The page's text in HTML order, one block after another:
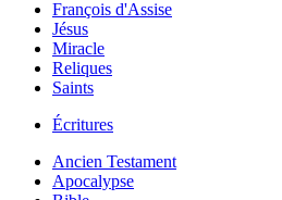
François d'Assise
Jésus
Miracle
Reliques
Saints
Écritures
Ancien Testament
Apocalypse